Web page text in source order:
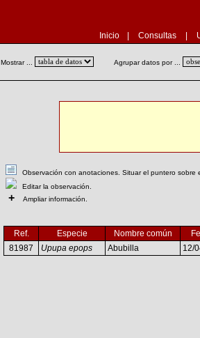
Inicio Consultas
Mostrar ... Agrupar datos por ...
Observación con anotaciones. Situar el puntero sobre
Editar la observación.
+ Ampliar información.
Ref. Especie Nombre común
81987
Upupa epops Abubilla 12/